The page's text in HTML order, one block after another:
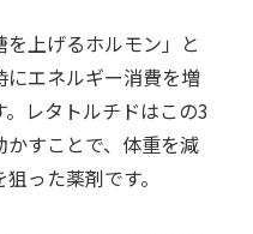
上げるホルモン」と
エネルギー消費を増
レタトルチドはこの3
すことで、体重を減
った薬剤です。